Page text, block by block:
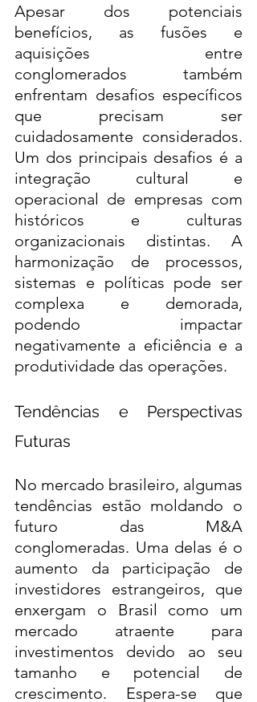
Apesar dos potenciais
benefícios, as fusões e
aquisições entre
conglomerados também
enfrentam desafios específicos
que precisam ser
cuidadosamente considerados.
Um dos principais desafios é a
integração cultural e
operacional de empresas com
históricos e culturas
organizacionais distintas. A
harmonização de processos,
sistemas e políticas pode ser
complexa e demorada,
podendo impactar
negativamente a eficiência e a
produtividade das operações.
Tendências e Perspectivas
Futuras
No mercado brasileiro, algumas
tendências estão moldando o
futuro das M&A
conglomeradas. Uma delas é o
aumento da participação de
investidores estrangeiros, que
enxergam o Brasil como um
mercado atraente para
investimentos devido ao seu
tamanho e potencial de
crescimento. Espera-se que